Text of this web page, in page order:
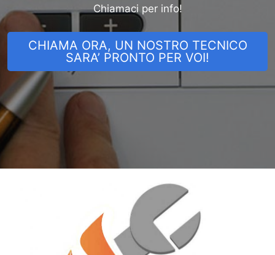
Chiamaci per info!
CHIAMA ORA, UN NOSTRO TECNICO
SARA’ PRONTO PER VOI!